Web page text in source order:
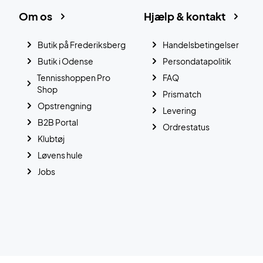
Hjælp & kontakt
Handelsbetingelser
Persondatapolitik
FAQ
Prismatch
Levering
Ordrestatus
Om os
Butik på Frederiksberg
Butik i Odense
Tennisshoppen Pro
Shop
Opstrengning
B2B Portal
Klubtøj
Løvens hule
Jobs